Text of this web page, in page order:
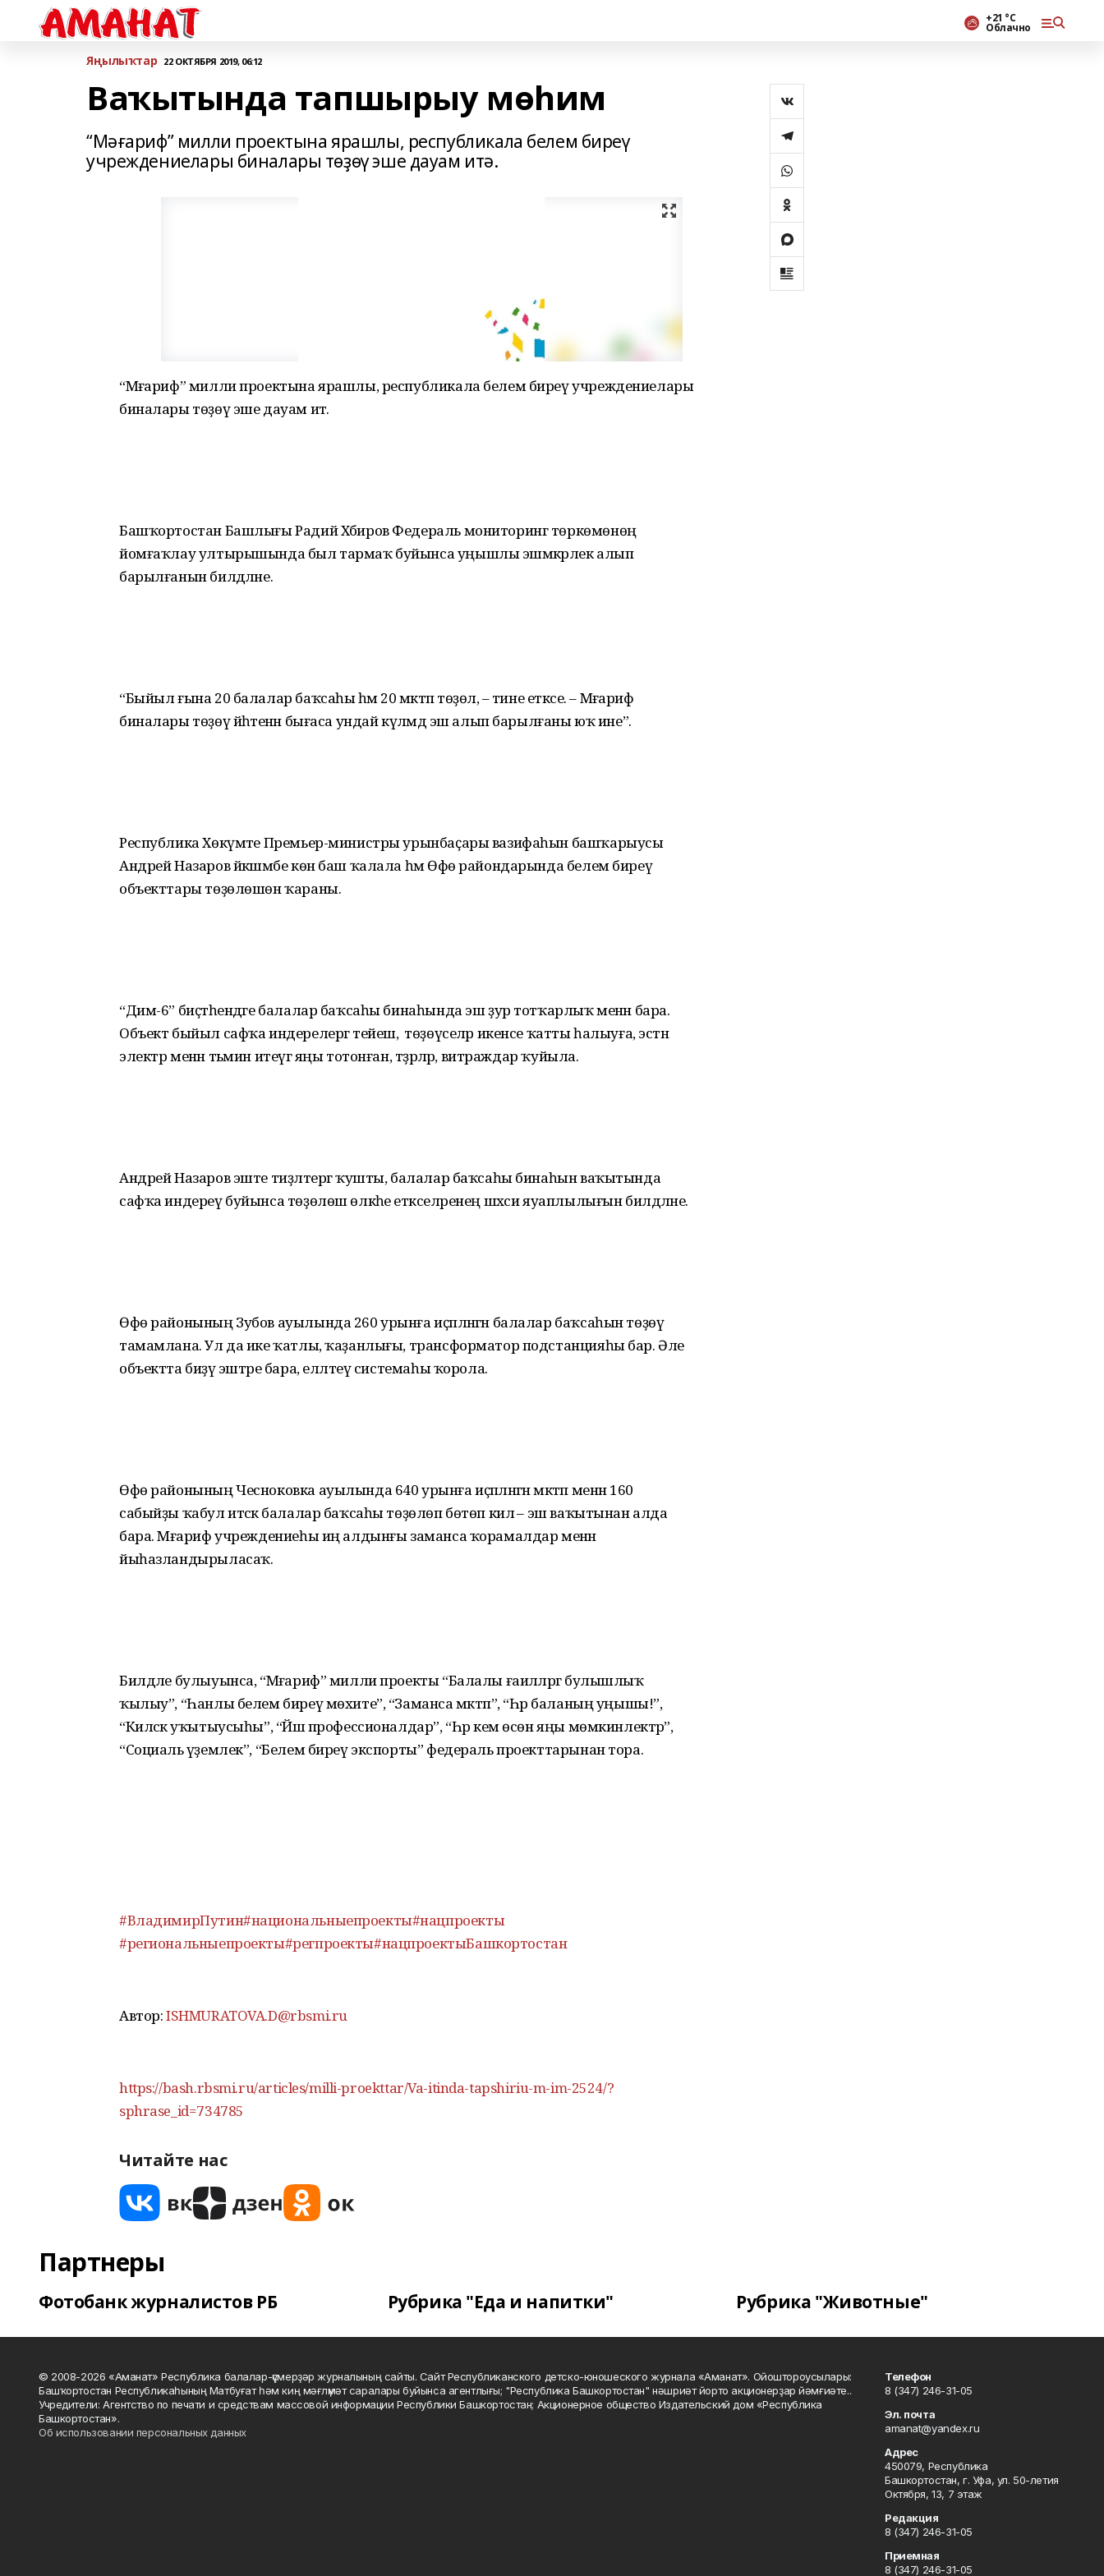
+21 °С
Облачно
Яңылыҡтар 22 ОКТЯБРЯ 2019, 06:12
Ваҡытында тапшырыу мөһим
“Мәғариф” милли проектына ярашлы, республикала белем биреү
учреждениелары биналары төҙөү эше дауам итә.
“Мәғариф” милли проектына ярашлы, республикала белем биреү учреждениелары
биналары төҙөү эше дауам итә.
Башҡортостан Башлығы Радий Хәбиров Федераль мониторинг төркөмөнөң
йомғаҡлау ултырышында был тармаҡ буйынса уңышлы эшмәкәрлек алып
барылғанын билдәләне.
“Быйыл ғына 20 балалар баҡсаһы һәм 20 мәктәп төҙөлә, – тине етәксе. – Мәғариф
биналары төҙөү йәһәтенән бығаса ундай күләмдә эш алып барылғаны юҡ ине”.
Республика Хөкүмәте Премьер-министры урынбаҫары вазифаһын башҡарыусы
Андрей Назаров йәкшәмбе көн баш ҡалала һәм Өфө райондарында белем биреү
объекттары төҙөлөшөн ҡараны.
“Дим-6” биҫтәһендәге балалар баҡсаһы бинаһында эш ҙур тотҡарлыҡ менән бара.
Объект быйыл сафҡа индерелергә тейеш, ә төҙөүселәр икенсе ҡатты һалыуға, эстән
электр менән тәьмин итеүгә яңы тотонған, тәҙрәләр, витраждар ҡуйыла.
Андрей Назаров эште тиҙләтергә ҡушты, балалар баҡсаһы бинаһын ваҡытында
сафҡа индереү буйынса төҙөлөш өлкәһе етәкселәренең шәхси яуаплылығын билдәләне.
Өфө районының Зубов ауылында 260 урынға иҫәпләнгән балалар баҡсаһын төҙөү
тамамлана. Ул да ике ҡатлы, ҡаҙанлығы, трансформатор подстанцияһы бар. Әле
объектта биҙәү эштәре бара, елләтеү системаһы ҡорола.
Өфө районының Чесноковка ауылында 640 урынға иҫәпләнгән мәктәп менән 160
сабыйҙы ҡабул итәсәк балалар баҡсаһы төҙөлөп бөтөп килә – эш ваҡытынан алда
бара. Мәғариф учреждениеһы иң алдынғы заманса ҡорамалдар менән
йыһазландырыласаҡ.
Билдәле булыуынса, “Мәғариф” милли проекты “Балалы ғаиләләргә булышлыҡ
ҡылыу”, “Һанлы белем биреү мөхите”, “Заманса мәктәп”, “Һәр баланың уңышы!”,
“Киләсәк уҡытыусыһы”, “Йәш профессионалдар”, “Һәр кем өсөн яңы мөмкинлектәр”,
“Социаль әүҙемлек”, “Белем биреү экспорты” федераль проекттарынан тора.
#ВладимирПутин#национальныепроекты#нацпроекты
#региональныепроекты#регпроекты#нацпроектыБашкортостан
Автор:ISHMURATOVA.D@rbsmi.ru
https://bash.rbsmi.ru/articles/milli-proekttar/Va-itinda-tapshiriu-m-im-2524/?
sphrase_id=734785
Читайте нас
Партнеры
Фотобанк журналистов РБ Рубрика "Еда и напитки" Рубрика "Животные"
© 2008-2026 «Аманат» Республика балалар-үҫмерҙәр журналының сайты. Сайт Республиканского детско-юношеского журнала «Аманат». Ойоштороусылары:
Башҡортостан Республикаһының Матбуғат һәм киң мәғлүмәт саралары буйынса агентлығы; "Республика Башкортостан" нәшриәт йорто акционерҙар йәмғиәте..
Учредители: Агентство по печати и средствам массовой информации Республики Башкортостан; Акционерное общество Издательский дом «Республика
Башкортостан».
Об использовании персональных данных
Телефон
8 (347) 246-31-05
Эл. почта
amanat@yandex.ru
Адрес
450079, Республика
Башкортостан, г. Уфа, ул. 50-летия
Октября, 13, 7 этаж
Редакция
8 (347) 246-31-05
Приемная
8 (347) 246-31-05